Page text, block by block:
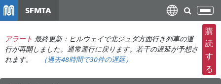
コ
ン
テ
ン
SFMTA
ナ
ビ
ゲ
ー
シ
ョ
アラート 最終更新：ヒルウェイで北ジュダ方面行き列車の運
行が再開しました。通常運行に戻ります。若干の遅延が予想さ
れます。
（過去48時間で30件の遅延）
購
読
す
る